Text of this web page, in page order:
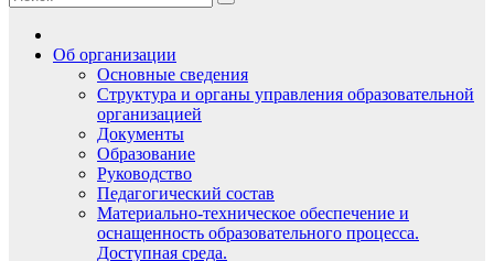
Об организации
Основные сведения
Структура и органы управления образовательной
организацией
Документы
Образование
Руководство
Педагогический состав
Материально-техническое обеспечение и
оснащенность образовательного процесса.
Доступная среда.